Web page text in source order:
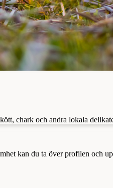
chark och andra lokala
kan du ta över profilen och